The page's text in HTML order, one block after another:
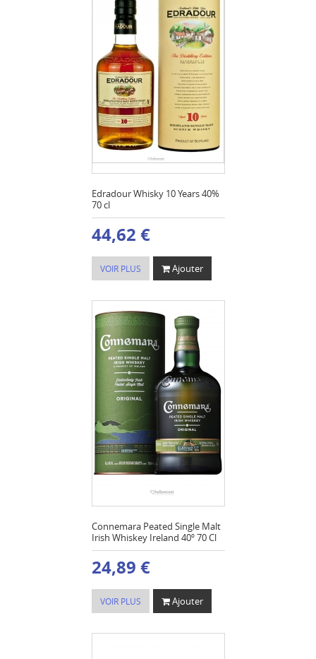
Edradour Whisky 10 Years 40%
70 cl
44,62 €
VOIR PLUS Ajouter
Connemara Peated Single Malt
Irish Whiskey Ireland 40º 70 Cl
24,89 €
VOIR PLUS Ajouter